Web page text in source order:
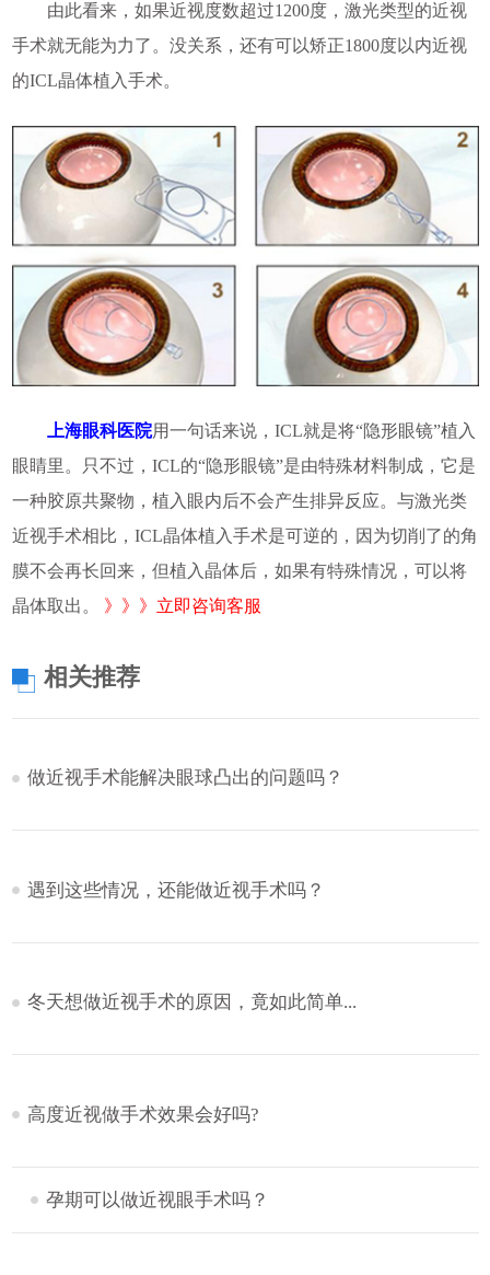
由此看来，如果近视度数超过1200度，激光类型的近视
手术就无能为力了。没关系，还有可以矫正1800度以内近视
的ICL晶体植入手术。
上海眼科医院用一句话来说，ICL就是将“隐形眼镜”植入
眼睛里。只不过，ICL的“隐形眼镜”是由特殊材料制成，它是
一种胶原共聚物，植入眼内后不会产生排异反应。与激光类
近视手术相比，ICL晶体植入手术是可逆的，因为切削了的角
膜不会再长回来，但植入晶体后，如果有特殊情况，可以将
晶体取出。 》》》立即咨询客服
相关推荐
做近视手术能解决眼球凸出的问题吗？
遇到这些情况，还能做近视手术吗？
冬天想做近视手术的原因，竟如此简单...
高度近视做手术效果会好吗?
孕期可以做近视眼手术吗？